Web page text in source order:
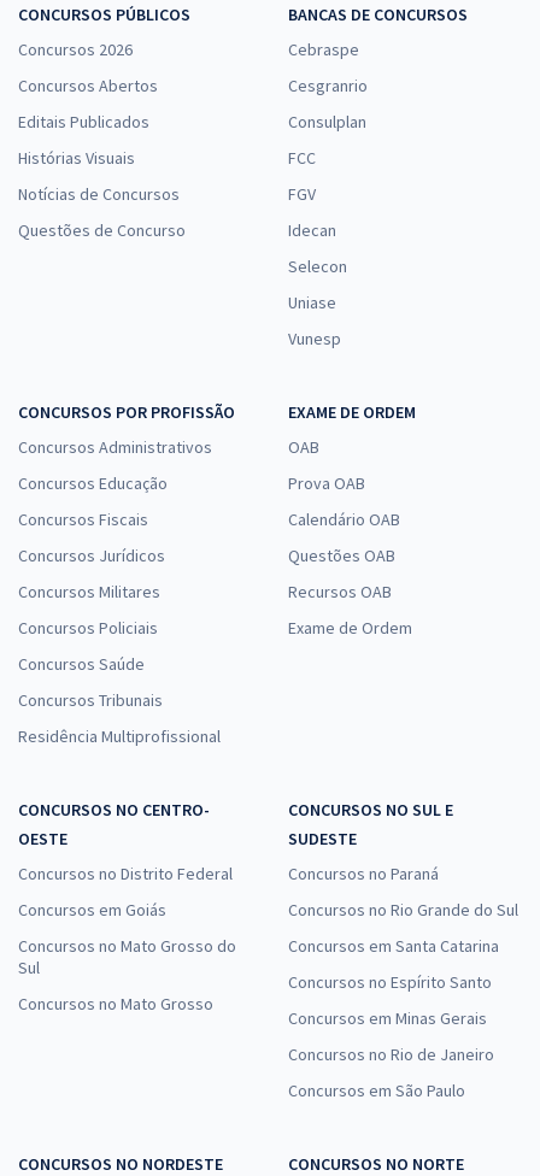
CONCURSOS PÚBLICOS
Concursos 2026
Concursos Abertos
Editais Publicados
Histórias Visuais
Notícias de Concursos
Questões de Concurso
BANCAS DE CONCURSOS
Cebraspe
Cesgranrio
Consulplan
FCC
FGV
Idecan
Selecon
Uniase
Vunesp
CONCURSOS POR PROFISSÃO
Concursos Administrativos
Concursos Educação
Concursos Fiscais
Concursos Jurídicos
Concursos Militares
Concursos Policiais
Concursos Saúde
Concursos Tribunais
Residência Multiprofissional
EXAME DE ORDEM
OAB
Prova OAB
Calendário OAB
Questões OAB
Recursos OAB
Exame de Ordem
CONCURSOS NO CENTRO-
OESTE
Concursos no Distrito Federal
Concursos em Goiás
Concursos no Mato Grosso do
Sul
Concursos no Mato Grosso
CONCURSOS NO SUL E
SUDESTE
Concursos no Paraná
Concursos no Rio Grande do Sul
Concursos em Santa Catarina
Concursos no Espírito Santo
Concursos em Minas Gerais
Concursos no Rio de Janeiro
Concursos em São Paulo
CONCURSOS NO NORDESTE
CONCURSOS NO NORTE